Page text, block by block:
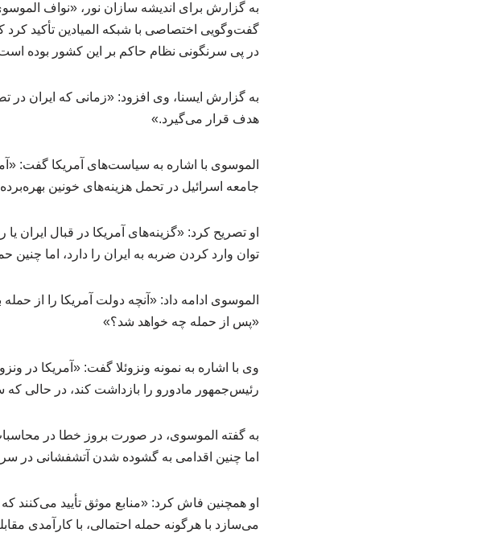
به گزارش برای اندیشه سازان نور، «نواف
گفت‌وگویی اختصاصی با شبکه المیادین تأکید کرد
در پی سرنگونی نظام حاکم بر این کشور بوده
به گزارش ایسنا، وی افزود: «زمانی که
هدف قرار می‌گیرد.»
الموسوی با اشاره به سیاست‌های آمریکا گفت:
جامعه اسرائیل در تحمل هزینه‌های خونین
او تصریح کرد: «گزینه‌های آمریکا در قبال
توان وارد کردن ضربه به ایران را دارد، اما
الموسوی ادامه داد: «آنچه دولت آمریکا را از
«پس از حمله چه خواهد شد؟»
وی با اشاره به نمونه ونزوئلا گفت: «آمریکا در
رئیس‌جمهور مادورو را بازداشت کند، در حالی
به گفته الموسوی، در صورت بروز خطا در
اما چنین اقدامی به گشوده شدن آتشفشانی در
او همچنین فاش کرد: «منابع موثق تأیید می‌کنند
می‌سازد با هرگونه حمله احتمالی، با کارآمدی